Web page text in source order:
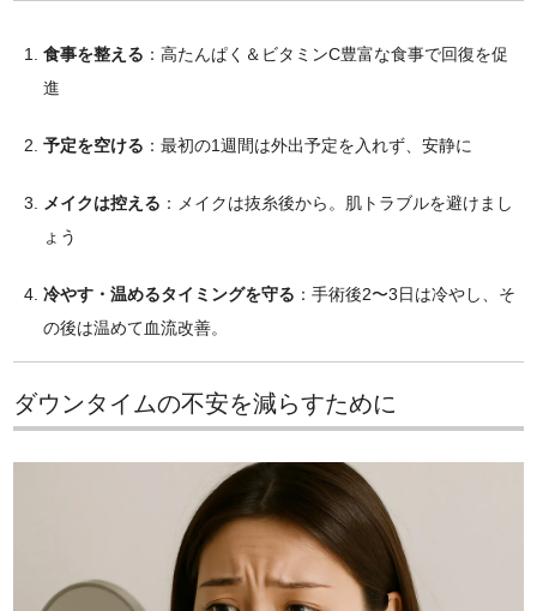
食事を整える ：高たんぱく＆ビタミンC豊富な食事で回復を促
進
予定を空ける ：最初の1週間は外出予定を入れず、安静に
メイクは控える ：メイクは抜糸後から。肌トラブルを避けまし
ょう
冷やす・温めるタイミングを守る ：手術後2〜3日は冷やし、そ
の後は温めて血流改善。
ダウンタイムの不安を減らすために